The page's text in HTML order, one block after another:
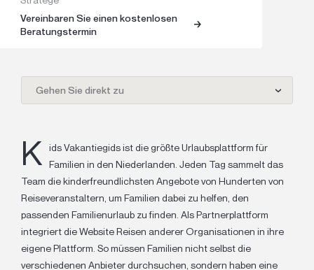
Vereinbaren Sie einen kostenlosen
Beratungstermin
Gehen Sie direkt zu
K ids Vakantiegids ist die größte Urlaubsplattform für
Familien in den Niederlanden. Jeden Tag sammelt das
Team die kinderfreundlichsten Angebote von Hunderten von
Reiseveranstaltern, um Familien dabei zu helfen, den
passenden Familienurlaub zu finden. Als Partnerplattform
integriert die Website Reisen anderer Organisationen in ihre
eigene Plattform. So müssen Familien nicht selbst die
verschiedenen Anbieter durchsuchen, sondern haben eine